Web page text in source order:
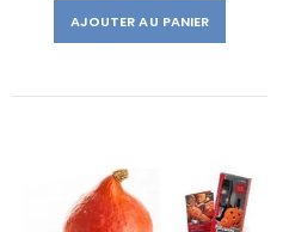
AJOUTER AU PANIER